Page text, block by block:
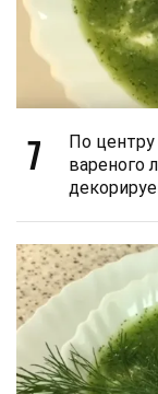
7
По
вареного